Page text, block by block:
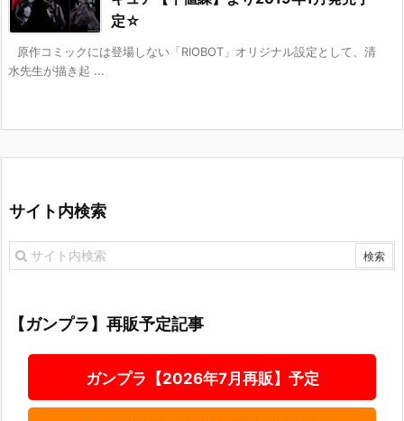
定☆
原作コミックには登場しない「RIOBOT」オリジナル設定として、清
水先生が描き起 ...
サイト内検索
【ガンプラ】再販予定記事
ガンプラ【2026年7月再販】予定